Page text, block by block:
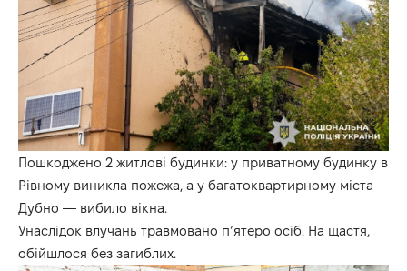
Пошкоджено 2 житлові будинки: у приватному будинку в
Рівному виникла пожежа, а у багатоквартирному міста
Дубно — вибило вікна.
Унаслідок влучань травмовано п’ятеро осіб. На щастя,
обійшлося без загиблих.